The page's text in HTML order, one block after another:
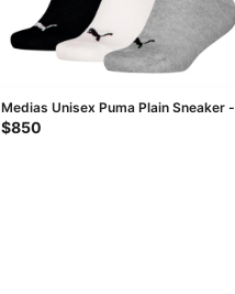
Medias Unisex Puma Plain Sneaker -
Negro - Blanco - Gris
$850